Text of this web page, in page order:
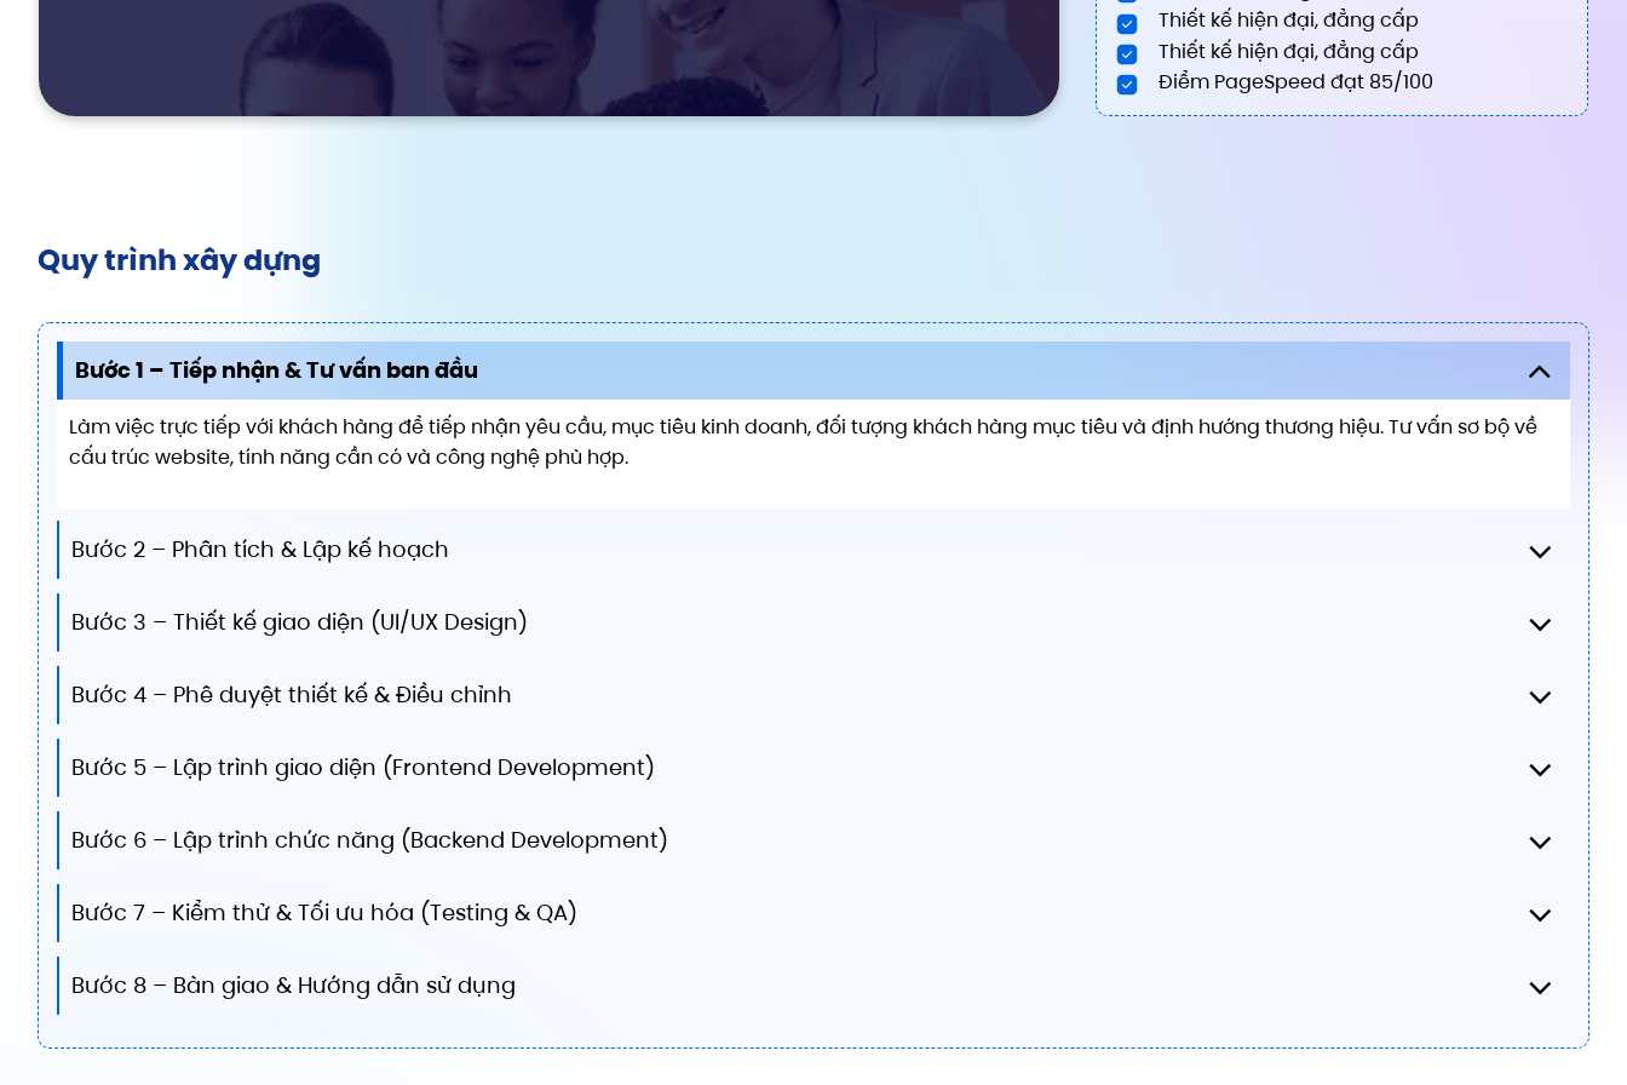
Thiết kế hiện đại, đẳng cấp
Thiết kế hiện đại, đẳng cấp
Điểm PageSpeed đạt 85/100
Quy trình xây dựng
Bước 1 – Tiếp nhận & Tư vấn ban đầu
Làm việc trực tiếp với khách hàng để tiếp nhận yêu cầu, mục tiêu kinh doanh, đối tượng khách hàng mục tiêu và định hướng thương hiệu. Tư vấn sơ bộ về
cấu trúc website, tính năng cần có và công nghệ phù hợp.
Bước 2 – Phân tích & Lập kế hoạch
Bước 3 – Thiết kế giao diện (UI/UX Design)
Bước 4 – Phê duyệt thiết kế & Điều chỉnh
Bước 5 – Lập trình giao diện (Frontend Development)
Bước 6 – Lập trình chức năng (Backend Development)
Bước 7 – Kiểm thử & Tối ưu hóa (Testing & QA)
Bước 8 – Bàn giao & Hướng dẫn sử dụng